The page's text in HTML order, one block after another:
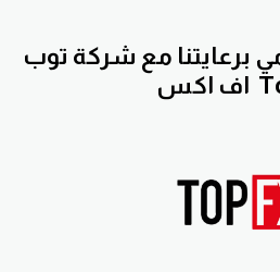
برعايتنا مع شركة توب
اف اكس